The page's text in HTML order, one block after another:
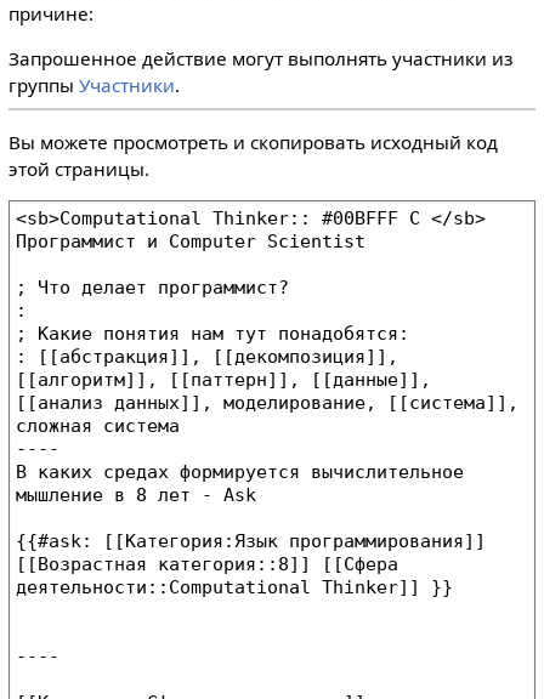
причине:
Запрошенное действие могут выполнять участники из
группы Участники.
Вы можете просмотреть и скопировать исходный код
этой страницы.